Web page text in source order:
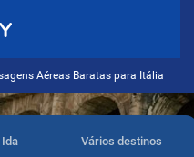
Aéreas Baratas para Itália
Ida Vários destinos